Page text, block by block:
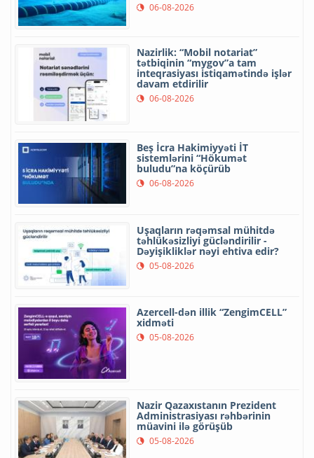
06-08-2026
Nazirlik: “Mobil notariat”
tətbiqinin “mygov”a tam
inteqrasiyası istiqamətində işlər
davam etdirilir
06-08-2026
Beş İcra Hakimiyyəti İT
sistemlərini “Hökumət
buludu”na köçürüb
06-08-2026
Uşaqların rəqəmsal mühitdə
təhlükəsizliyi gücləndirilir -
Dəyişikliklər nəyi ehtiva edir?
05-08-2026
Azercell-dən illik “ZengimCELL”
xidməti
05-08-2026
Nazir Qazaxıstanın Prezident
Administrasiyası rəhbərinin
müavini ilə görüşüb
05-08-2026